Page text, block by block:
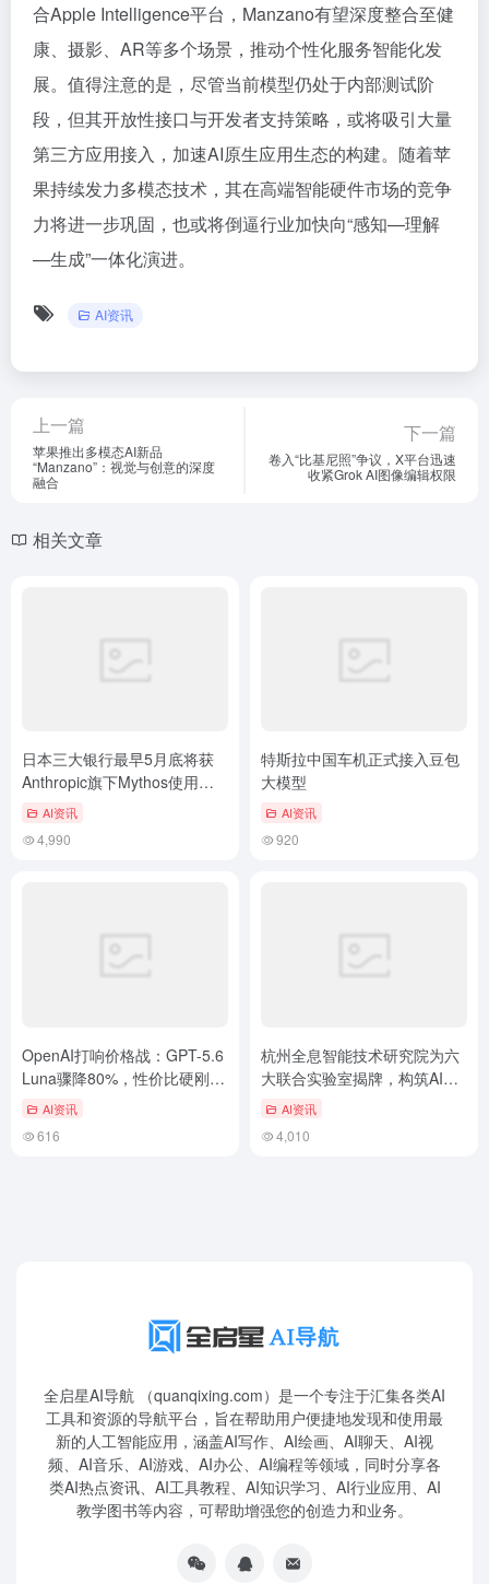
合Apple Intelligence平台，Manzano有望深度整合至健
康、摄影、AR等多个场景，推动个性化服务智能化发
展。值得注意的是，尽管当前模型仍处于内部测试阶
段，但其开放性接口与开发者支持策略，或将吸引大量
第三方应用接入，加速AI原生应用生态的构建。随着苹
果持续发力多模态技术，其在高端智能硬件市场的竞争
力将进一步巩固，也或将倒逼行业加快向“感知—理解
—生成”一体化演进。
AI资讯
上一篇
苹果推出多模态AI新品
“Manzano”：视觉与创意的深度
融合
下一篇
卷入“比基尼照”争议，X平台迅速
收紧Grok AI图像编辑权限
相关文章
日本三大银行最早5月底将获
Anthropic旗下Mythos使用权
限，公私协作应对安全风险
AI资讯
4,990
特斯拉中国车机正式接入豆包
大模型
AI资讯
920
OpenAI打响价格战：GPT-5.6
Luna骤降80%，性价比硬刚
DeepSeek V4 Pro
AI资讯
616
杭州全息智能技术研究院为六
大联合实验室揭牌，构筑AI科
创“加速引擎”
AI资讯
4,010
全启星AI导航 （quanqixing.com）是一个专注于汇集各类AI
工具和资源的导航平台，旨在帮助用户便捷地发现和使用最
新的人工智能应用，涵盖AI写作、AI绘画、AI聊天、AI视
频、AI音乐、AI游戏、AI办公、AI编程等领域，同时分享各
类AI热点资讯、AI工具教程、AI知识学习、AI行业应用、AI
教学图书等内容，可帮助增强您的创造力和业务。